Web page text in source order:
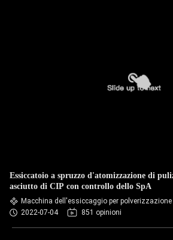
Essiccatoio a spruzzo d'atomizzazione di
asciutto di CIP con controllo dello SpA
Macchina dell'essiccaggio per polverizzazione
2022-07-04
851 opinioni